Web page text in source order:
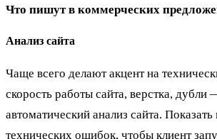
Что пишут в коммерческих
Анализ сайта
Чаще всего делают акцент на
скорость работы сайта, верстка, дубли
автоматический анализ сайта.
технических ошибок, чтобы клиент